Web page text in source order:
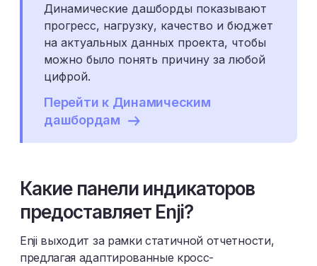
Динамические дашборды показывают
прогресс, нагрузку, качество и бюджет
на актуальных данных проекта, чтобы
можно было понять причину за любой
цифрой.
Перейти к Динамическим
дашбордам
Какие панели индикаторов
предоставляет Enji?
Enji выходит за рамки статичной отчетности,
предлагая адаптированные кросс-